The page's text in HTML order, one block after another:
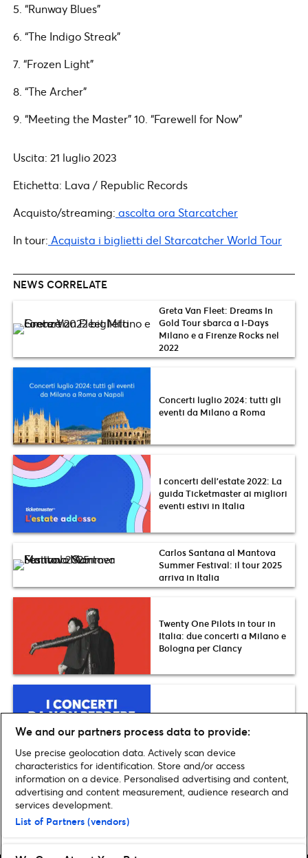
5. “Runway Blues”
6. “The Indigo Streak”
7. “Frozen Light”
8. “The Archer”
9. “Meeting the Master” 10. “Farewell for Now”
Uscita: 21 luglio 2023
Etichetta: Lava / Republic Records
Acquisto/streaming: ascolta ora Starcatcher
In tour: Acquista i biglietti del Starcatcher World Tour
NEWS CORRELATE
Greta Van Fleet: Dreams In
Gold Tour sbarca a I-Days
Milano e a Firenze Rocks nel
2022
Concerti luglio 2024: tutti gli
eventi da Milano a Roma
I concerti dell’estate 2022: La
guida Ticketmaster ai migliori
eventi estivi in Italia
Carlos Santana al Mantova
Summer Festival: il tour 2025
arriva in Italia
Twenty One Pilots in tour in
Italia: due concerti a Milano e
Bologna per Clancy
I concerti da non perdere nel
2025 in Italia
Pagina iniziale Musica
Greta Van Fleet: annunciato il ritorno in Italia,
dopo il concerto a Casalecchio di Reno nuova data a Mantova
We and our partners process data to provide:
Use precise geolocation data. Actively scan device
characteristics for identification. Store and/or access
information on a device. Personalised advertising and content,
advertising and content measurement, audience research and
services development.
List of Partners (vendors)